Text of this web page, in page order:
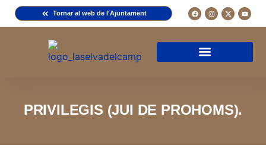
Tornar al web de l'Ajuntament
PRIVILEGIS (JUI DE PROHOMS).